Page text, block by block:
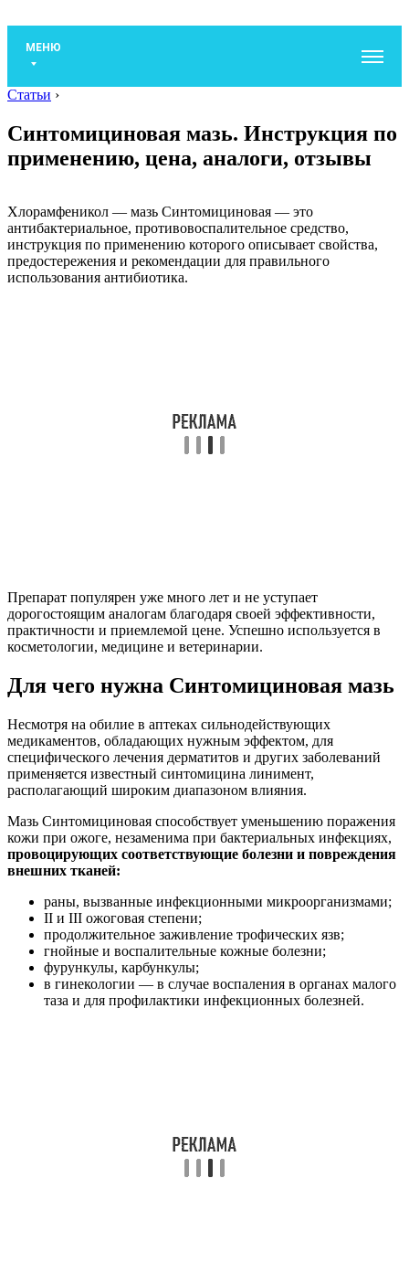
МЕНЮ
Статьи ›
Синтомициновая мазь. Инструкция по
применению, цена, аналоги, отзывы
Хлорамфеникол — мазь Синтомициновая — это
антибактериальное, противовоспалительное средство,
инструкция по применению которого описывает свойства,
предостережения и рекомендации для правильного
использования антибиотика.
Препарат популярен уже много лет и не уступает
дорогостоящим аналогам благодаря своей эффективности,
практичности и приемлемой цене. Успешно используется в
косметологии, медицине и ветеринарии.
Для чего нужна Синтомициновая мазь
Несмотря на обилие в аптеках сильнодействующих
медикаментов, обладающих нужным эффектом, для
специфического лечения дерматитов и других заболеваний
применяется известный синтомицина линимент,
располагающий широким диапазоном влияния.
Мазь Синтомициновая способствует уменьшению поражения
кожи при ожоге, незаменима при бактериальных инфекциях,
провоцирующих соответствующие болезни и повреждения
внешних тканей:
раны, вызванные инфекционными микроорганизмами;
II и III ожоговая степени;
продолжительное заживление трофических язв;
гнойные и воспалительные кожные болезни;
фурункулы, карбункулы;
в гинекологии — в случае воспаления в органах малого
таза и для профилактики инфекционных болезней.